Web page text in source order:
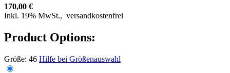
170,00 €
Inkl. 19% MwSt., versandkostenfrei
Product Options:
Größe: 46 Hilfe bei Größenauswahl